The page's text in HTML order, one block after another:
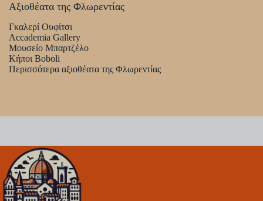
Αξιοθέατα της Φλωρεντίας
Γκαλερί Ουφίτσι
Accademia Gallery
Μουσείο Μπαρτζέλο
Κήποι Boboli
Περισσότερα αξιοθέατα της Φλωρεντίας